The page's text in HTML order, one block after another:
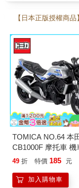
【日本正版授權商品
TOMICA NO.64 本
CB1000F 摩托車 機
Honda 喜美 玩具車
49 折 特價 185 元
加入購物車